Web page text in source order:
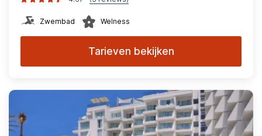
Zwembad Welness
Tarieven bekijken